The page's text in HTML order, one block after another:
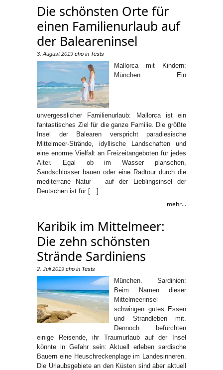
Die schönsten Orte für
einen Familienurlaub auf
der Baleareninsel
3. August 2019 cho in Tests
Mallorca mit Kindern:
München. Ein
unvergesslicher Familienurlaub: Mallorca ist ein
fantastisches Ziel für die ganze Familie. Die größte
Insel der Balearen verspricht paradiesische
Mittelmeer-Strände, idyllische Landschaften und
eine enorme Vielfalt an Freizeitangeboten für jedes
Alter. Egal ob im Wasser planschen,
Sandschlösser bauen oder eine Radtour durch die
mediterrane Natur – auf der Lieblingsinsel der
Deutschen ist für […]
mehr...
Karibik im Mittelmeer:
Die zehn schönsten
Strände Sardiniens
2. Juli 2019 cho in Tests
München. Sardinien:
Beim Namen dieser
Mittelmeerinsel
schwingen gutes Essen
und Strandleben mit.
Dennoch befürchten
einige Reisende, ihr Traumurlaub auf der Insel
könnte in Gefahr sein: Aktuell erleben sardische
Bauern eine Heuschreckenplage im Landesinneren.
Die Urlaubsgebiete an den Küsten sind aber aktuell